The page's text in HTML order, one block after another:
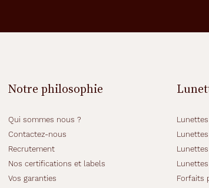
Notre philosophie
Qui sommes nous ?
Contactez-nous
Recrutement
Nos certifications et labels
Vos garanties
Forfaits